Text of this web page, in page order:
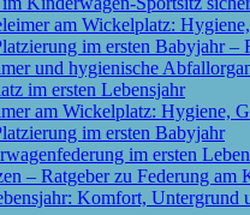
am Wickelplatz: Hygiene,
im ersten Babyjahr